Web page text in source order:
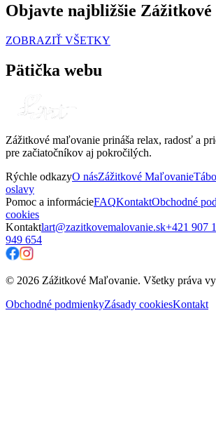
Objavte najbližšie
ZOBRAZIŤ VŠETKY
Pätička webu
Zážitkové maľovanie prináša relax, radosť a
pre začiatočníkov aj pokročilých.
Rýchle odkazyO násZážitkové Maľovanie
oslavy
Pomoc a informácieFAQKontaktObchodné
cookies
Kontaktlart@zazitkovemalovanie.sk+421 907
949 654
© 2026 Zážitkové Maľovanie. Všetky práva
Obchodné podmienkyZásady cookiesKontakt